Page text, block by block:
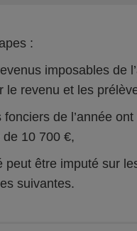
:
imposables de
le revenu et les
de l’année
10 700 €,
peut être imputé sur
suivantes.